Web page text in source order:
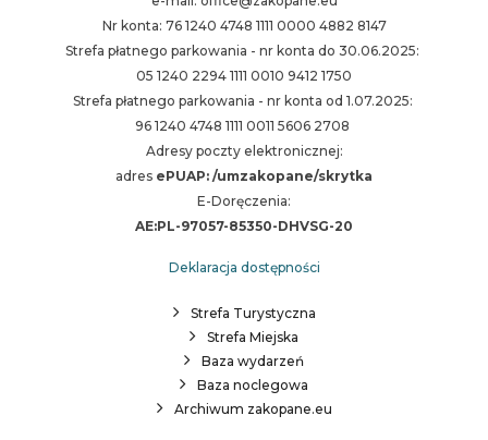
Nr konta: 76 1240 4748 1111 0000 4882 8147
Strefa płatnego parkowania - nr konta do 30.06.2025:
05 1240 2294 1111 0010 9412 1750
Strefa płatnego parkowania - nr konta od 1.07.2025:
96 1240 4748 1111 0011 5606 2708
Adresy poczty elektronicznej:
adres ePUAP: /umzakopane/skrytka
E-Doręczenia:
AE:PL-97057-85350-DHVSG-20
Deklaracja dostępności
Strefa Turystyczna
Strefa Miejska
Baza wydarzeń
Baza noclegowa
Archiwum zakopane.eu